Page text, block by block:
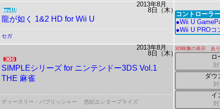
2013年8月
8日（木）
龍が如く 1&2 HD for Wii U
コントローラ
●Wii U
●Wii U PROコ
セガ
2013年8月
8日（木）
SIMPLEシリーズ for ニンテンドー3DS Vol.1
THE 麻雀
3D映像の表示 あり
ロ
ダウ
イ
ディースリー・パブリッシャー 悠紀エンタープライズ